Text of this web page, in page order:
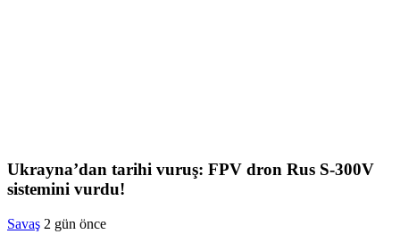
Ukrayna’dan tarihi vuruş: FPV dron Rus S-300V
sistemini vurdu!
Savaş 2 gün önce